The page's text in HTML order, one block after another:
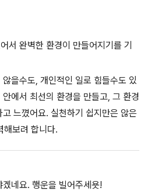
서 완벽한 환경이 만들어지기를 기
을수도, 개인적인 일로 힘들수도 있
에서 최선의 환경을 만들고, 그 환경
느꼈어요. 실천하기 쉽지만은 않은
해보려 합니다.
네요. 행운을 빌어주세욧!